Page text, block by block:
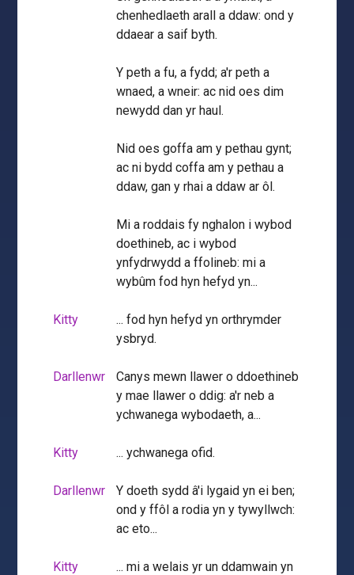
chenhedlaeth arall a ddaw: ond y
ddaear a saif byth.
Y peth a fu, a fydd; a'r peth a
wnaed, a wneir: ac nid oes dim
newydd dan yr haul.
Nid oes goffa am y pethau gynt;
ac ni bydd coffa am y pethau a
ddaw, gan y rhai a ddaw ar ôl.
Mi a roddais fy nghalon i wybod
doethineb, ac i wybod
ynfydrwydd a ffolineb: mi a
wybûm fod hyn hefyd yn...
Kitty
... fod hyn hefyd yn orthrymder
ysbryd.
Darllenwr
Canys mewn llawer o ddoethineb
y mae llawer o ddig: a'r neb a
ychwanega wybodaeth, a...
Kitty ... ychwanega ofid.
Darllenwr
Y doeth sydd â'i lygaid yn ei ben;
ond y ffôl a rodia yn y tywyllwch:
ac eto...
Kitty
... mi a welais yr un ddamwain yn